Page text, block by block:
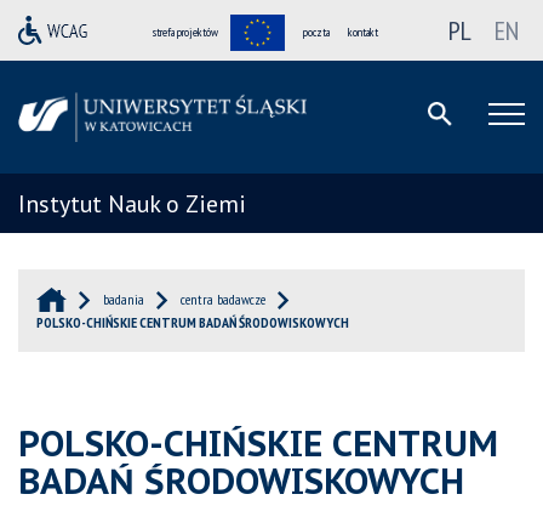
strefa projektów poczta kontakt PL EN
Instytut Nauk o Ziemi
badania
centra badawcze
POLSKO-CHIŃSKIE CENTRUM BADAŃ ŚRODOWISKOWYCH
POLSKO-CHIŃSKIE CENTRUM
BADAŃ ŚRODOWISKOWYCH